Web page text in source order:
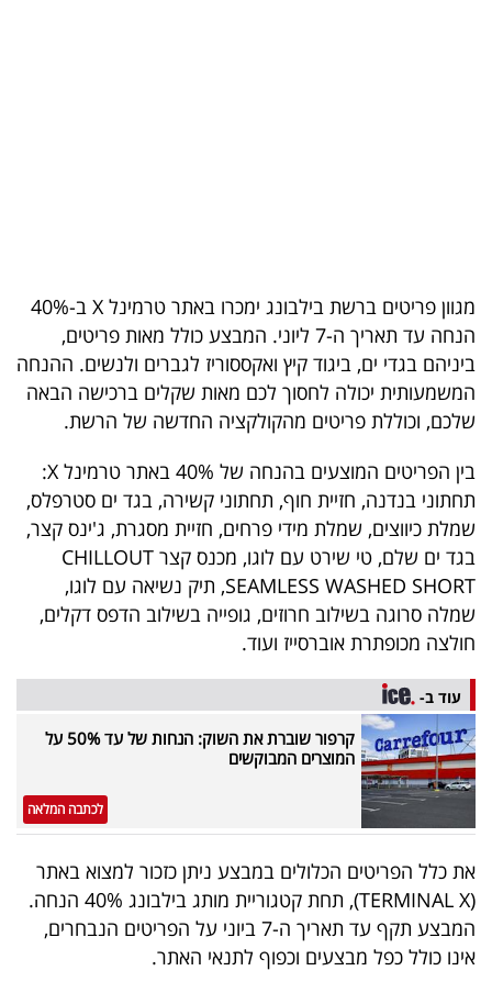
המילון
הכלכלי
פודקאסט
UNDER
40
שיתופי
פעולה
דרושים
ניוזלטרים
מייל
אדום
מגוון פריטים ברשת בילבונג ימכרו באתר טרמינל X ב-40%
הנחה עד תאריך ה-7 ליוני. המבצע כולל מאות פריטים,
ביניהם בגדי ים, ביגוד קיץ ואקססוריז לגברים ולנשים. ההנחה
המשמעותית יכולה לחסוך לכם מאות שקלים ברכישה הבאה
שלכם, וכוללת פריטים מהקולקציה החדשה של הרשת.
בין הפריטים המוצעים בהנחה של 40% באתר טרמינל X:
תחתוני בנדנה, חזיית חוף, תחתוני קשירה, בגד ים סטרפלס,
שמלת כיווצים, שמלת מידי פרחים, חזיית מסגרת, ג'ינס קצר,
בגד ים שלם, טי שירט עם לוגו, מכנס קצר CHILLOUT
SEAMLESS WASHED SHORT, תיק נשיאה עם לוגו,
שמלה סרוגה בשילוב חרוזים, גופייה בשילוב הדפס דקלים,
חולצה מכופתרת אוברסייז ועוד.
עוד ב-
קרפור שוברת את השוק: הנחות של עד 50% על
המוצרים המבוקשים
לכתבה המלאה
את כלל הפריטים הכלולים במבצע ניתן כזכור למצוא באתר
(TERMINAL X), תחת קטגוריית מותג בילבונג 40% הנחה.
המבצע תקף עד תאריך ה-7 ביוני על הפריטים הנבחרים,
אינו כולל כפל מבצעים וכפוף לתנאי האתר.